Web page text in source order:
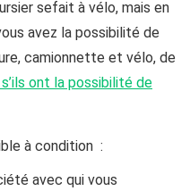
sefait à vélo, mais en
avez la possibilité de
camionnette et vélo, de
ont la possibilité de
à condition :
avec qui vous